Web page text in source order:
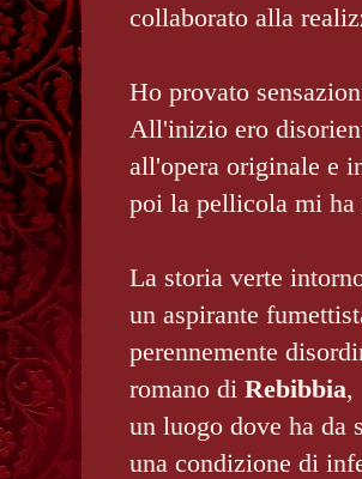
collaborato alla
Ho provato
All'inizio ero
all'opera originale e
poi la pellicola mi ha
La storia verte
un aspirante
perennemente
romano di Rebibbia,
un luogo dove ha da
una condizione di